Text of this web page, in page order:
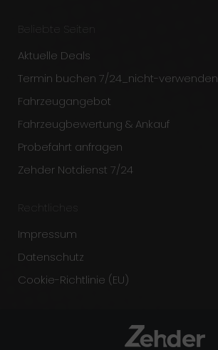
Beliebte Seiten
Aktuelle Deals
Termin buchen 7/24_nicht-verwenden
Fahrzeugangebot
Fahrzeugbewertung & Ankauf
Probefahrt anfragen
Zehder Notdienst 7/24
Rechtliches
Impressum
Datenschutz
Cookie-Richtlinie (EU)